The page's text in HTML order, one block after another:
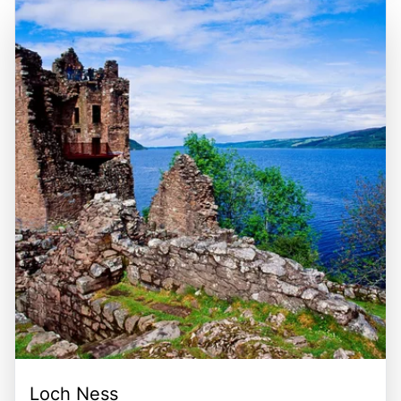
Gastfreundschaft der Einheimischen zu genießen und die
atemberaubende Natur zu erkunden. Die Kombination aus
historischen Sehenswürdigkeiten, malerischen
Landschaften und kulturellen Erlebnissen macht die
Borders zu einem unvergesslichen Ziel für Reisende.
aus den umliegenden Städten und Regionen ermöglichen.
Die zentrale Lage der Borders macht sie zu einem idealen
Ziel für Tagesausflüge und längere Aufenthalte, um die
Schönheit der schottischen Landschaft und die kulturellen
Schätze der Region zu erkunden. Die Kombination aus der
reichen Geschichte, der beeindruckenden Natur und den
vielfältigen Freizeitmöglichkeiten macht die Borders zu
einem unvergesslichen Erlebnis für jeden Besucher.
Loch Ness